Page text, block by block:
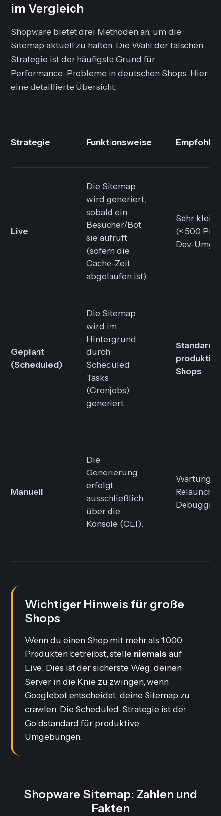
im Vergleich
Shopware bietet drei Methoden an, um die
Sitemap aktuell zu halten. Die Wahl der falschen
Strategie ist der häufigste Grund für
Performance-Probleme in deutschen Shops. Hier
eine detaillierte Übersicht:
Strategie Funktionsweise
Live
Die Sitemap
wird generiert,
sobald ein
Besucher/Bot
sie aufruft
(sofern die
Cache-Zeit
abgelaufen ist).
Sehr
(< 500
Dev-
Geplant
(Scheduled)
Die Sitemap
wird im
Hintergrund
durch
Scheduled
Tasks
(Cronjobs)
generiert.
Standard
Shops
Manuell
Die
Generierung
erfolgt
ausschließlich
über die
Konsole (CLI).
Relaunch-
Wichtiger Hinweis für große
Shops
Wenn du einen Shop mit mehr als 1.000
Produkten betreibst, stelle niemals auf
Live. Dies ist der sicherste Weg, deinen
Server in die Knie zu zwingen, wenn
Googlebot entscheidet, deine Sitemap zu
crawlen. Die Scheduled-Strategie ist der
Goldstandard für produktive
Umgebungen.
Shopware Sitemap: Zahlen und
Fakten